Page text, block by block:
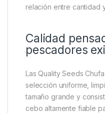
relación entre cantidad
Calidad
pescadores
Las Quality Seeds
selección uniforme,
tamaño grande y
cebo altamente fiable